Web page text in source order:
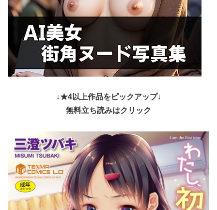
↓★4以上作品をピックアップ↓
無料立ち読みはクリック